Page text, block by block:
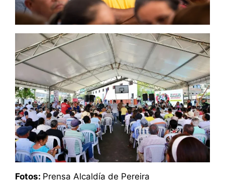
Fotos: Prensa Alcaldía de Pereira